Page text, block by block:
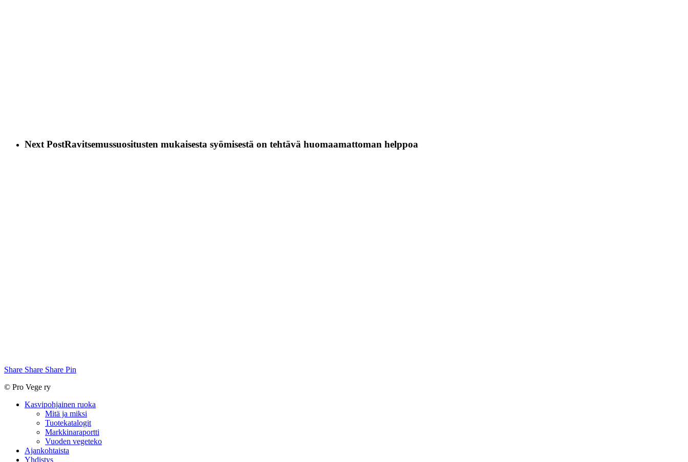
Next PostRavitsemussuositusten mukaisesta syömisestä on tehtävä huomaamattoman helppoa
Share
Share Share Share Pin
© Pro Vege ry
Close
Kasvipohjainen ruoka
Mitä ja miksi
Tuotekatalogit
Markkinaraportti
Vuoden vegeteko
Ajankohtaista
Yhdistys